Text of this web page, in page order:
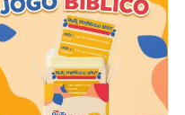
Full
Color
Capa
Dura
Full
Color
|
Capa
Dura